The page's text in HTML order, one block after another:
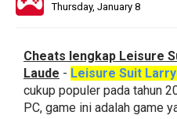
Thursday, January 8
Cheats lengkap Leisure
Laude - Leisure Suit
cukup populer pada tahun
PC, game ini adalah game